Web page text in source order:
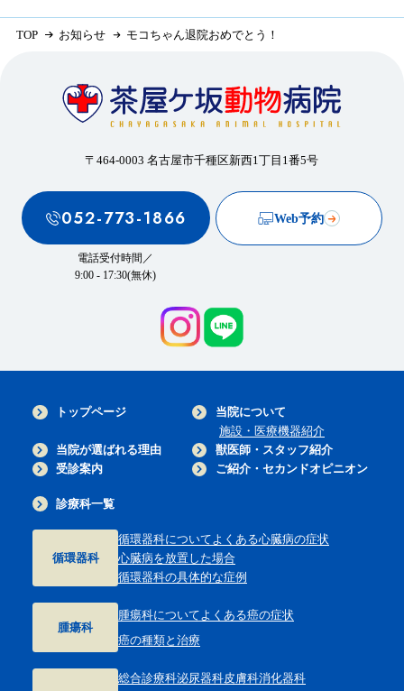
TOP お知らせ モコちゃん退院おめでとう！
〒464-0003 名古屋市千種区新西1丁目1番5号
052-773-1866
電話受付時間／
9:00 - 17:30(無休)
Web予約
トップページ
当院について
施設・医療機器紹介
当院が選ばれる理由
獣医師・スタッフ紹介
受診案内
ご紹介・セカンドオピニオン
診療科一覧
循環器科
循環器科についてよくある心臓病の症状
心臓病を放置した場合
循環器科の具体的な症例
腫瘍科
腫瘍科についてよくある癌の症状
癌の種類と治療
総合診療科泌尿器科皮膚科消化器科